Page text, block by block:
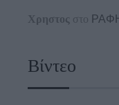
Χρηστος στο
Βίντεο